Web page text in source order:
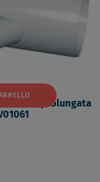
curva wc prolungata